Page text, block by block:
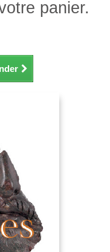
panier.